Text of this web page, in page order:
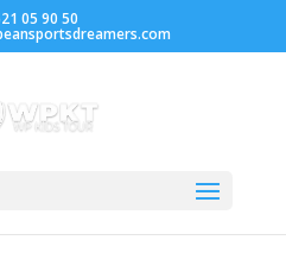
05 90 50